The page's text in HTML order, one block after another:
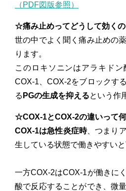
（PDF図版参照）
☆痛み止めってどうして効くの
世の中でよく聞く痛み止めの
ります。
このロキソニンはアラキド
COX-1、COX-2をブロックす
る PGの生成を抑えるという作
☆COX-1とCOX-2の違いって
COX-1は急性炎症時、つまり
生している状態で働きやすいと
一方COX-2はCOX-1が働きに
酸で反応することができ、微